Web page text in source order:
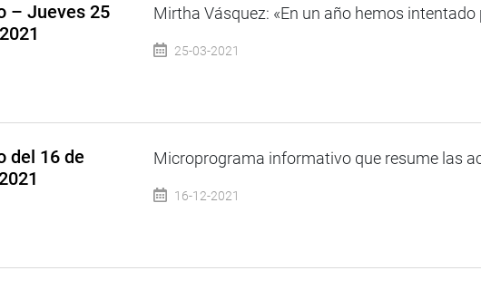
– Jueves 25
Mirtha Vásquez: «En un año hemos
25-03-2021
del 16 de
Microprograma informativo que resume las
16-12-2021